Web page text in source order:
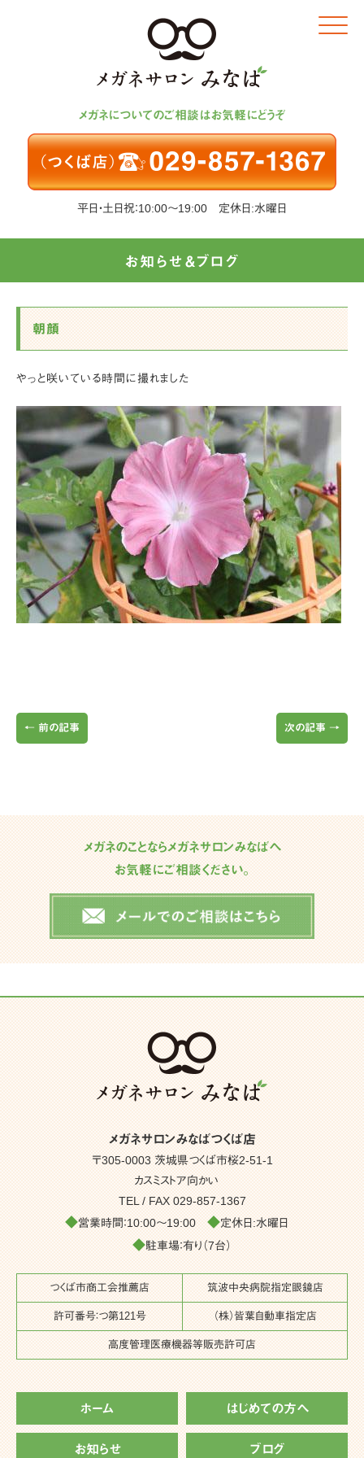
メガネについてのご相談はお気軽にどうぞ
平日・土日祝：10:00～19:00 定休日:水曜日
Click
お知らせ＆ブログ
朝顔
やっと咲いている時間に撮れました
← 前の記事 次の記事 →
メガネのことならメガネサロンみなばへ
お気軽にご相談ください。
メガネサロンみなばつくば店
〒305-0003 茨城県つくば市桜2-51-1
カスミストア向かい
TEL / FAX 029-857-1367
◆営業時間：10:00～19:00 ◆定休日:水曜日
◆駐車場：有り（7台）
つくば市商工会推薦店 筑波中央病院指定眼鏡店
許可番号：つ第121号 （株）皆葉自動車指定店
高度管理医療機器等販売許可店
ホーム はじめての方へ
お知らせ ブログ